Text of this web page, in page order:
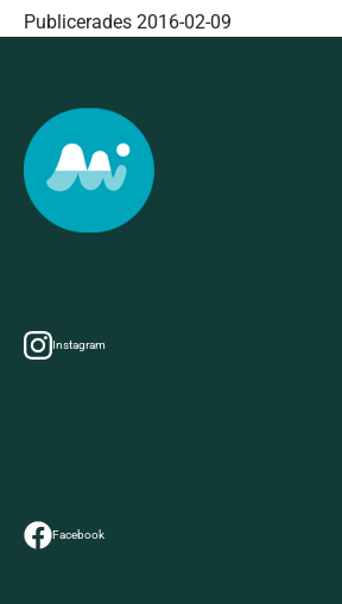
Publicerades 2016-02-09
Instagram
Facebook